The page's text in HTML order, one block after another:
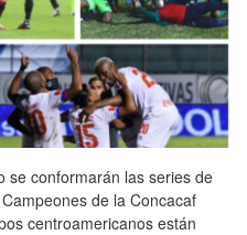
se conformarán las series de
de la Concacaf
centroamericanos están